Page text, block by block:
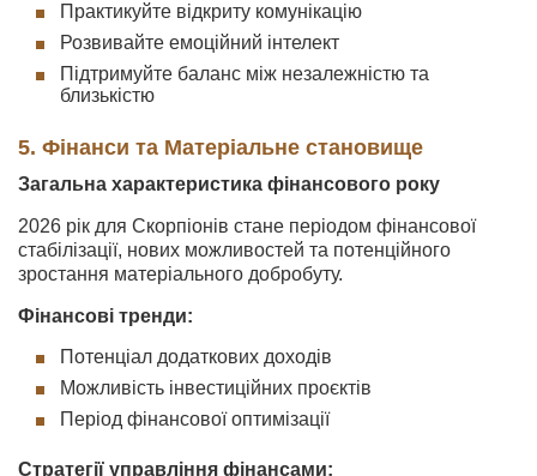
Практикуйте відкриту комунікацію
Розвивайте емоційний інтелект
Підтримуйте баланс між незалежністю та
близькістю
5. Фінанси та Матеріальне становище
Загальна характеристика фінансового року
2026 рік для Скорпіонів стане періодом фінансової
стабілізації, нових можливостей та потенційного
зростання матеріального добробуту.
Фінансові тренди:
Потенціал додаткових доходів
Можливість інвестиційних проєктів
Період фінансової оптимізації
Стратегії управління фінансами: